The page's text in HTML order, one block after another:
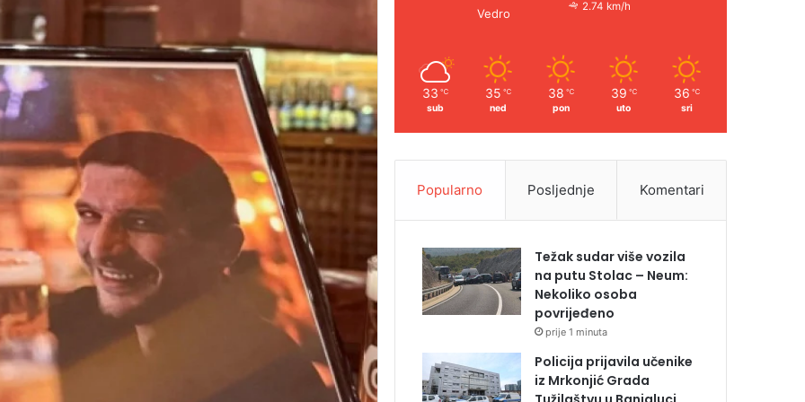
Vedro
2.74 km/h
33 ℃
sub
35 ℃
ned
38 ℃
pon
39 ℃
uto
36 ℃
sri
Popularno Posljednje Komentari
Težak sudar više vozila
na putu Stolac – Neum:
Nekoliko osoba
povrijeđeno
prije 1 minuta
Policija prijavila učenike
iz Mrkonjić Grada